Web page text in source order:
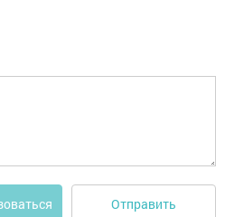
Отправить